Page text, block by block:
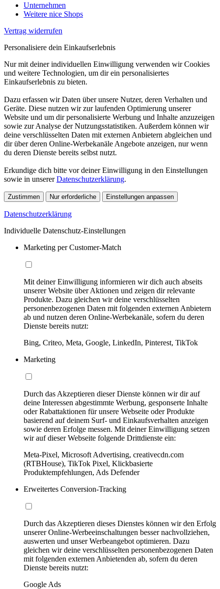
Unternehmen
Weitere nice Shops
Vertrag widerrufen
Personalisiere dein Einkaufserlebnis
Nur mit deiner individuellen Einwilligung verwenden wir Cookies
und weitere Technologien, um dir ein personalisiertes
Einkaufserlebnis zu bieten.
Dazu erfassen wir Daten über unsere Nutzer, deren Verhalten und
Geräte. Diese nutzen wir zur laufenden Optimierung unserer
Website und um dir personalisierte Werbung und Inhalte anzuzeigen
sowie zur Analyse der Nutzungsstatistiken. Außerdem können wir
deine verschlüsselten Daten mit externen Anbietern abgleichen und
dir über deren Online-Werbekanäle Angebote anzeigen, nur wenn
du deren Dienste bereits selbst nutzt.
Erkundige dich bitte vor deiner Einwilligung in den Einstellungen
sowie in unsererDatenschutzerklärung.
Zustimmen Nur erforderliche Einstellungen anpassen
Datenschutzerklärung
Individuelle Datenschutz-Einstellungen
Marketing per Customer-Match
Mit deiner Einwilligung informieren wir dich auch abseits
unserer Website über Aktionen und zeigen dir relevante
Produkte. Dazu gleichen wir deine verschlüsselten
personenbezogenen Daten mit folgenden externen Anbietern
ab und nutzen deren Online-Werbekanäle, sofern du deren
Dienste bereits nutzt:
Bing, Criteo, Meta, Google, LinkedIn, Pinterest, TikTok
Marketing
Durch das Akzeptieren dieser Dienste können wir dir auf
deine Interessen abgestimmte Werbung, gesponserte Inhalte
oder Rabattaktionen für unsere Webseite oder Produkte
basierend auf deinem Surf- und Einkaufsverhalten anzeigen
sowie deren Erfolge messen. Mit deiner Einwilligung setzen
wir auf dieser Webseite folgende Drittdienste ein:
Meta-Pixel, Microsoft Advertising, creativecdn.com
(RTBHouse), TikTok Pixel, Klickbasierte
Produktempfehlungen, Ads Defender
Erweitertes Conversion-Tracking
Durch das Akzeptieren dieses Dienstes können wir den Erfolg
unserer Online-Werbeeinschaltungen besser nachvollziehen,
auswerten und unser Werbeangebot optimieren. Dazu
gleichen wir deine verschlüsselten personenbezogenen Daten
mit folgenden externen Anbietenden ab, sofern du deren
Dienste bereits nutzt:
Google Ads